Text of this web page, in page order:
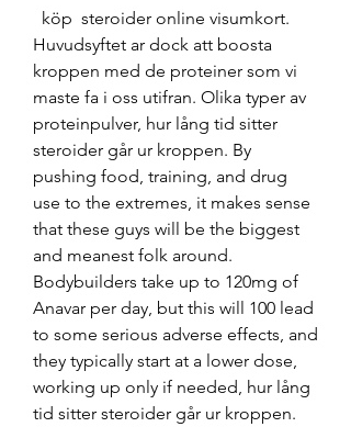
  köp  steroider online visumkort.
Huvudsyftet ar dock att boosta
kroppen med de proteiner som vi
maste fa i oss utifran. Olika typer av
proteinpulver, hur lång tid sitter
steroider går ur kroppen. By
pushing food, training, and drug
use to the extremes, it makes sense
that these guys will be the biggest
and meanest folk around.
Bodybuilders take up to 120mg of
Anavar per day, but this will 100 lead
to some serious adverse effects, and
they typically start at a lower dose,
working up only if needed, hur lång
tid sitter steroider går ur kroppen.